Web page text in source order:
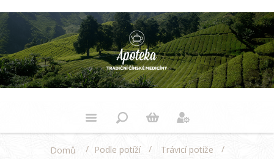
Domů / Podle potíží / Trávicí potíže
/